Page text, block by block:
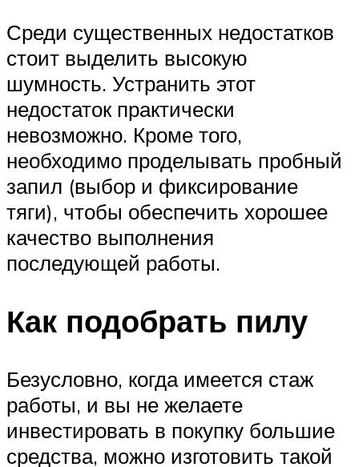
Среди существенных недостатков
стоит выделить высокую
шумность. Устранить этот
недостаток практически
невозможно. Кроме того,
необходимо проделывать пробный
запил (выбор и фиксирование
тяги), чтобы обеспечить хорошее
качество выполнения
последующей работы.
Как подобрать пилу
Безусловно, когда имеется стаж
работы, и вы не желаете
инвестировать в покупку большие
средства, можно изготовить такой